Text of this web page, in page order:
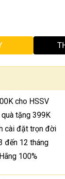
cho HSSV
tặng 399K
cài đặt trọn đời
đến 12 tháng
100%